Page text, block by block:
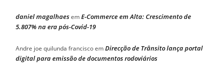
daniel magalhaesemE-Commerce em Alta: Crescimento de
5.807% na era pós-Covid-19
Andre joe quilunda franciscoemDirecção de Trânsito lança portal
digital para emissão de documentos rodoviários